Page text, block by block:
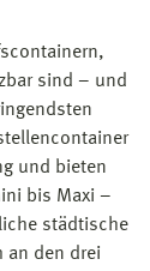
sind – und
und bieten
bis Maxi –
städtische
an den drei